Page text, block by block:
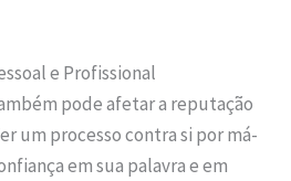
e Profissional
pode afetar a reputação
um processo contra si por má-
em sua palavra e em